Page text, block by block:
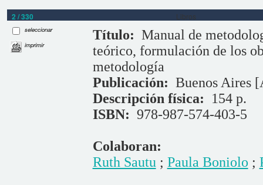
2 / 330 Libros
seleccionar
imprimir
Título: Manual de
teórico, formulación de los
metodología
Publicación: Buenos Aires
Descripción física: 154 p.
ISBN: 978-987-574-403-5
Colaboran:
Ruth Sautu ; Paula Boniolo ;